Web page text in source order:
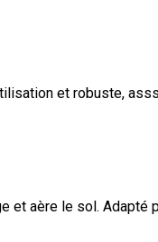
et robuste,
et aère le sol. Adapté